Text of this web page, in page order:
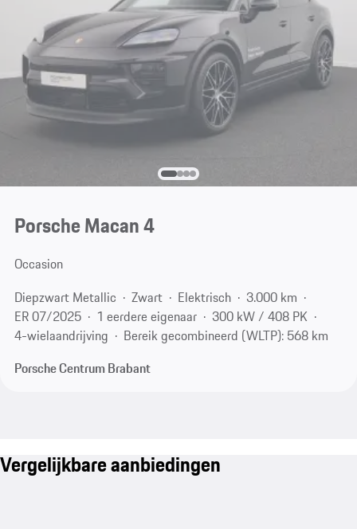
Porsche Macan 4
Occasion
Diepzwart Metallic
Zwart Elektrisch
3.000 km
ER 07/2025
1 eerdere eigenaar
300 kW / 408 PK
4-wielaandrijving
Bereik gecombineerd (WLTP): 568 km
Porsche Centrum Brabant
Vergelijkbare aanbiedingen